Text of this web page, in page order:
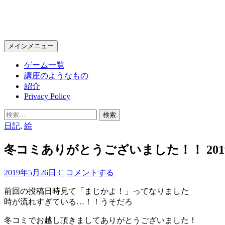
検
索
メインメニュー コ
テ
ン
へ
ス
キ
ゲーム一覧
講座のようなもの
紹介
Privacy Policy
検
索:
日記, 絵
冬コミありがとうございました！！
2019年5月26日 C コメントする
前回の投稿日時見て「まじかよ！」ってなりました
時が流れすぎている…！！うそだろ
冬コミでお越し頂きましてありがとうございました！